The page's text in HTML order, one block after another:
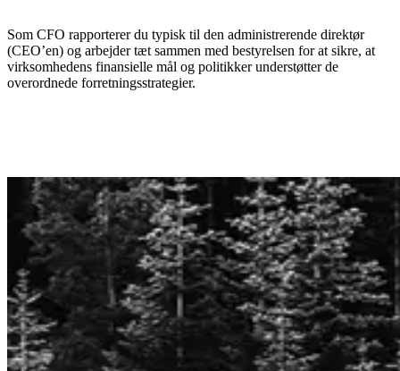
Som CFO rapporterer du typisk til den administrerende direktør
(CEO’en) og arbejder tæt sammen med bestyrelsen for at sikre, at
virksomhedens finansielle mål og politikker understøtter de
overordnede forretningsstrategier.